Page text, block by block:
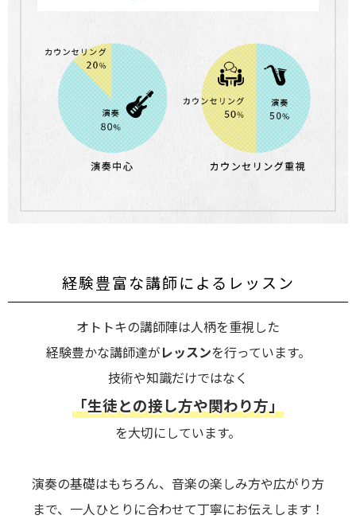
経験豊富な講師によるレッスン
オトトキの講師陣は人柄を重視した
経験豊かな講師達がレッスンを行っています。
技術や知識だけではなく
「生徒との接し方や関わり方」
を大切にしています。
演奏の基礎はもちろん、音楽の楽しみ方や広がり方
まで、一人ひとりに合わせて丁寧にお伝えします！